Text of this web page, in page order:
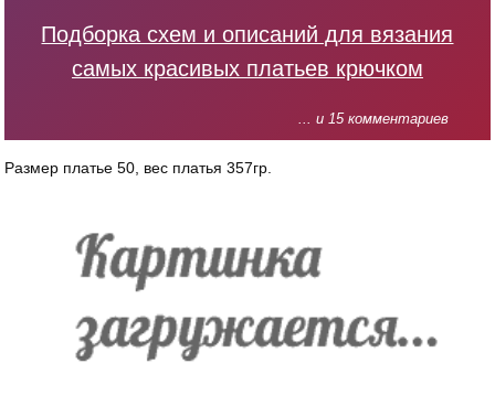
Подборка схем и описаний для вязания
самых красивых платьев крючком
... и 15 комментариев
Размер платье 50, вес платья 357гр.